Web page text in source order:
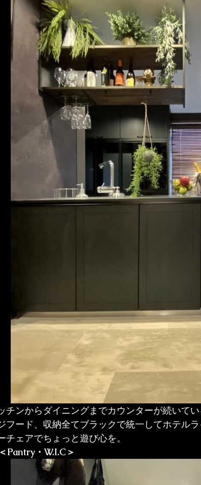
チンからダイニングまでカウンターが続いて
フード、収納全てブラックで統一してホテル
チェアでちょっと遊び心を。
Pantry・W.I.C＞